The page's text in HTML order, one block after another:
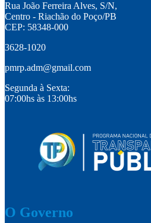
Rua João Ferreira Alves, S/N,
Centro - Riachão do Poço/PB
CEP: 58348-000
3628-1020
pmrp.adm@gmail.com
Segunda à Sexta:
07:00hs às 13:00hs
O Governo